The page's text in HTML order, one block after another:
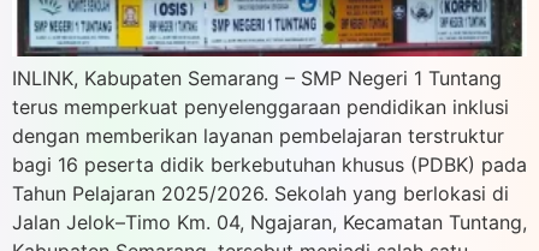
INLINK, Kabupaten Semarang – SMP Negeri 1 Tuntang
terus memperkuat penyelenggaraan pendidikan inklusi
dengan memberikan layanan pembelajaran terstruktur
bagi 16 peserta didik berkebutuhan khusus (PDBK) pada
Tahun Pelajaran 2025/2026. Sekolah yang berlokasi di
Jalan Jelok–Timo Km. 04, Ngajaran, Kecamatan Tuntang,